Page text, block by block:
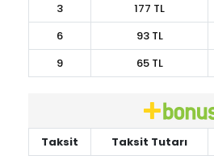
3
177 TL
6
93 TL
9
65 TL
Taksit Taksit Tutarı